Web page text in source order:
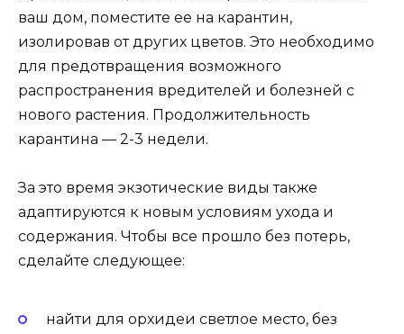
ваш дом, поместите ее на карантин,
изолировав от других цветов. Это необходимо
для предотвращения возможного
распространения вредителей и болезней с
нового растения. Продолжительность
карантина — 2-3 недели.
За это время экзотические виды также
адаптируются к новым условиям ухода и
содержания. Чтобы все прошло без потерь,
сделайте следующее:
найти для орхидеи светлое место, без